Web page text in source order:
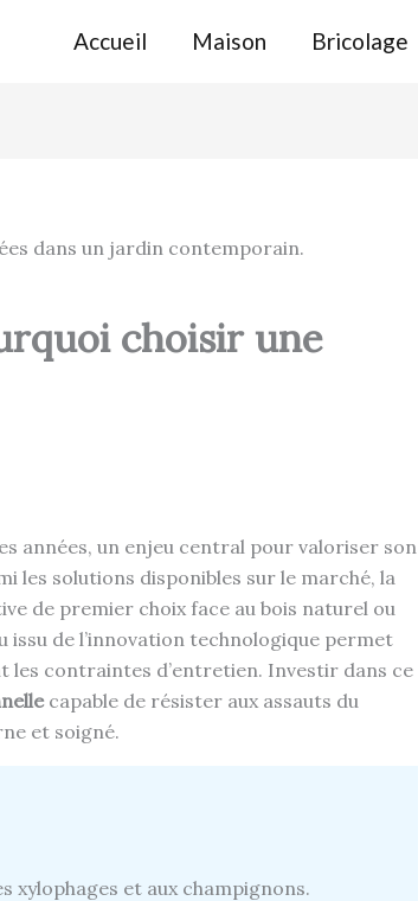
Accueil Maison Bricolage
choisir une
années, un enjeu central pour valoriser son
les solutions disponibles sur le marché, la
de premier choix face au bois naturel ou
de l’innovation technologique permet
les contraintes d’entretien. Investir dans ce
capable de résister aux assauts du
et soigné.
xylophages et aux champignons.